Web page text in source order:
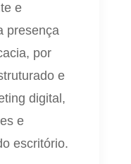
e
presença
por
e
digital,
e
escritório.